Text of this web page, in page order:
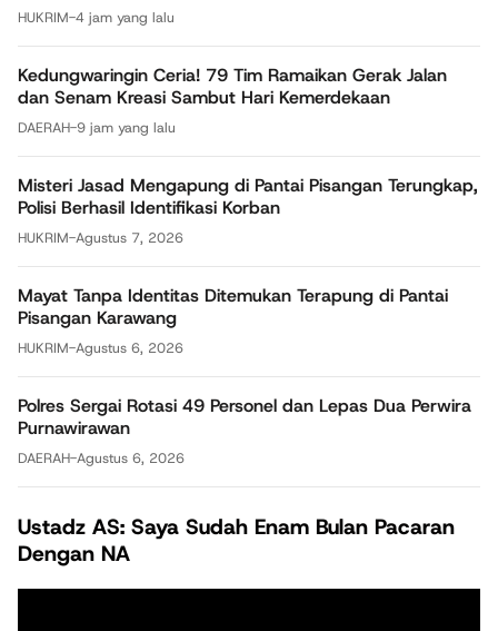
HUKRIM-4 jam yang lalu
Kedungwaringin Ceria! 79 Tim Ramaikan Gerak Jalan
dan Senam Kreasi Sambut Hari Kemerdekaan
DAERAH-9 jam yang lalu
Misteri Jasad Mengapung di Pantai Pisangan Terungkap,
Polisi Berhasil Identifikasi Korban
HUKRIM-Agustus 7, 2026
Mayat Tanpa Identitas Ditemukan Terapung di Pantai
Pisangan Karawang
HUKRIM-Agustus 6, 2026
Polres Sergai Rotasi 49 Personel dan Lepas Dua Perwira
Purnawirawan
DAERAH-Agustus 6, 2026
Ustadz AS: Saya Sudah Enam Bulan Pacaran
Dengan NA